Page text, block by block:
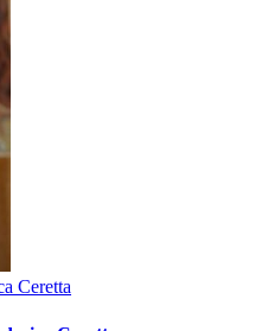
Ceretta